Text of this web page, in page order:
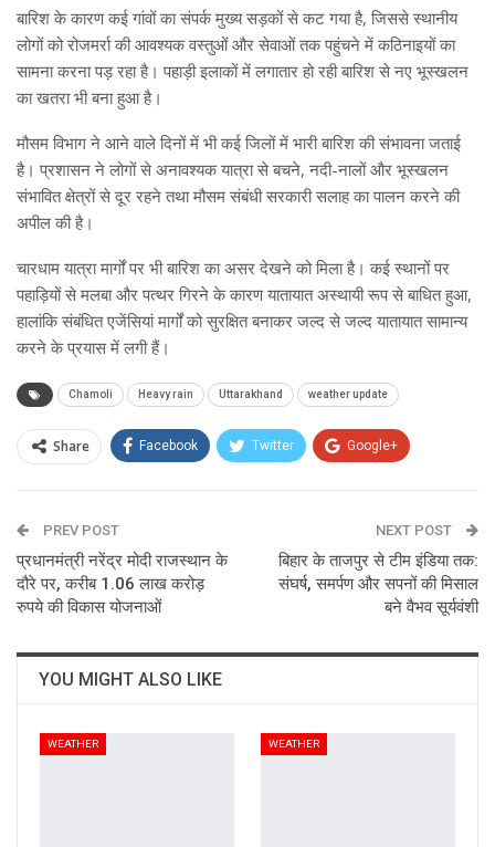
बारिश के कारण कई गांवों का संपर्क मुख्य सड़कों से कट गया है, जिससे स्थानीय
लोगों को रोजमर्रा की आवश्यक वस्तुओं और सेवाओं तक पहुंचने में कठिनाइयों का
सामना करना पड़ रहा है। पहाड़ी इलाकों में लगातार हो रही बारिश से नए भूस्खलन
का खतरा भी बना हुआ है।
मौसम विभाग ने आने वाले दिनों में भी कई जिलों में भारी बारिश की संभावना जताई
है। प्रशासन ने लोगों से अनावश्यक यात्रा से बचने, नदी-नालों और भूस्खलन
संभावित क्षेत्रों से दूर रहने तथा मौसम संबंधी सरकारी सलाह का पालन करने की
अपील की है।
चारधाम यात्रा मार्गों पर भी बारिश का असर देखने को मिला है। कई स्थानों पर
पहाड़ियों से मलबा और पत्थर गिरने के कारण यातायात अस्थायी रूप से बाधित हुआ,
हालांकि संबंधित एजेंसियां मार्गों को सुरक्षित बनाकर जल्द से जल्द यातायात सामान्य
करने के प्रयास में लगी हैं।
Chamoli Heavy rain Uttarakhand weather update
Share Facebook Twitter Google+
Email
PREV POST
प्रधानमंत्री नरेंद्र मोदी राजस्थान के
दौरे पर, करीब 1.06 लाख करोड़
रुपये की विकास योजनाओं
NEXT POST
बिहार के ताजपुर से टीम इंडिया तक:
संघर्ष, समर्पण और सपनों की मिसाल
बने वैभव सूर्यवंशी
YOU MIGHT ALSO LIKE
WEATHER WEATHER